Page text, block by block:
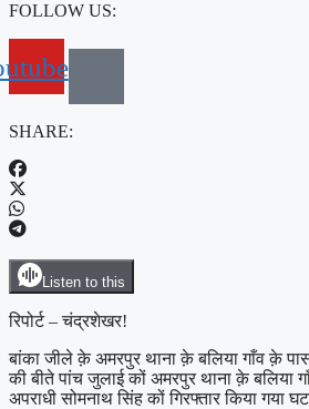
FOLLOW US:
SHARE:
Listen to this
रिपोर्ट – चंद्रशेखर!
बांका जीले क़े अमरपुर थाना क़े बलिया गाँव क़े
की बीते पांच जुलाई कों अमरपुर थाना क़े बलिया
अपराधी सोमनाथ सिंह कों गिरफ्तार किया गया